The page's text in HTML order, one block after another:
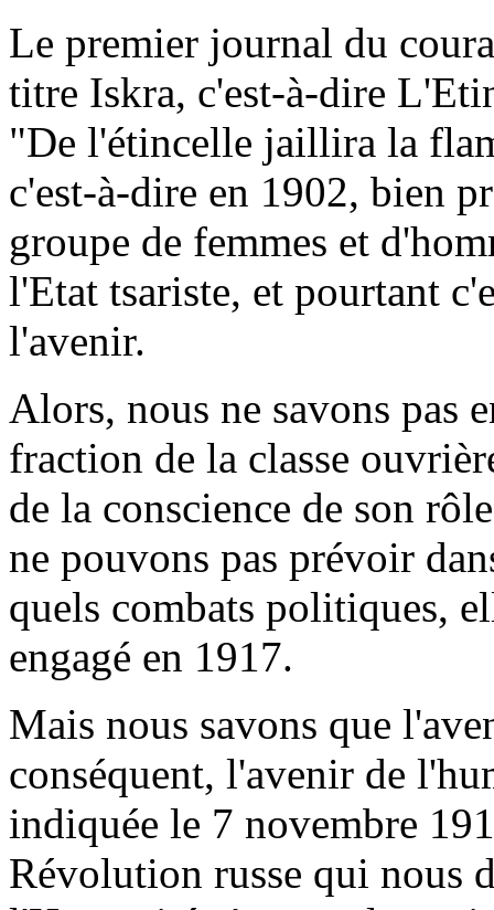
Le premier journal du
titre Iskra, c'est-à-dire
"De l'étincelle jaillira la
c'est-à-dire en 1902, bien
groupe de femmes et
l'Etat tsariste, et pourtant
l'avenir.
Alors, nous ne savons pas
fraction de la classe
de la conscience de son
ne pouvons pas prévoir
quels combats politiques,
engagé en 1917.
Mais nous savons que
conséquent, l'avenir de
indiquée le 7 novembre
Révolution russe qui nous